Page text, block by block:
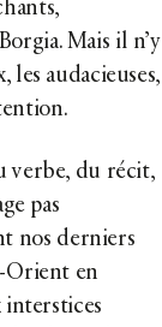
Mais il n’y
les audacieuses,
verbe, du récit,
pas
nos derniers
Orient en
interstices